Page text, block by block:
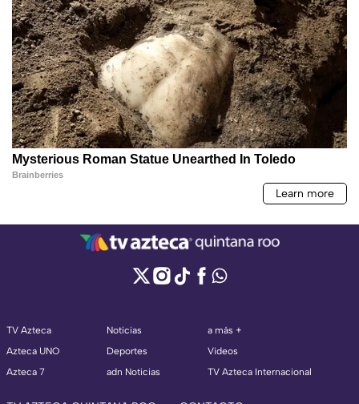
TV Azteca
Azteca UNO
Azteca 7
Noticias
Deportes
adn Noticias
a más +
Videos
TV Azteca Internacional